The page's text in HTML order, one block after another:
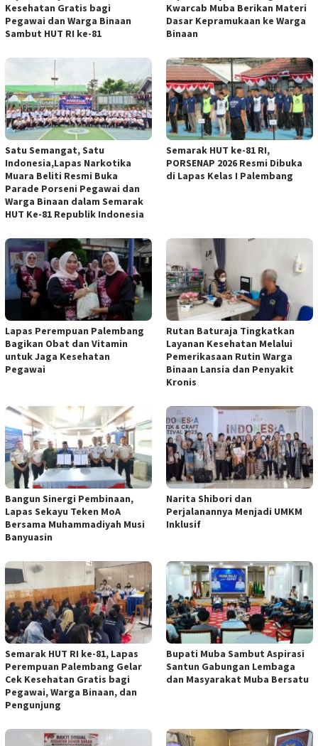
Kesehatan Gratis bagi
Pegawai dan Warga Binaan
Sambut HUT RI ke-81
Kwarcab Muba Berikan Materi
Dasar Kepramukaan ke Warga
Binaan
Satu Semangat, Satu
Indonesia,Lapas Narkotika
Muara Beliti Resmi Buka
Parade Porseni Pegawai dan
Warga Binaan dalam Semarak
HUT Ke-81 Republik Indonesia
Semarak HUT ke-81 RI,
PORSENAP 2026 Resmi Dibuka
di Lapas Kelas I Palembang
Lapas Perempuan Palembang
Bagikan Obat dan Vitamin
untuk Jaga Kesehatan
Pegawai
Rutan Baturaja Tingkatkan
Layanan Kesehatan Melalui
Pemerikasaan Rutin Warga
Binaan Lansia dan Penyakit
Kronis
Bangun Sinergi Pembinaan,
Lapas Sekayu Teken MoA
Bersama Muhammadiyah Musi
Banyuasin
Narita Shibori dan
Perjalanannya Menjadi UMKM
Inklusif
Semarak HUT RI ke-81, Lapas
Perempuan Palembang Gelar
Cek Kesehatan Gratis bagi
Pegawai, Warga Binaan, dan
Pengunjung
Bupati Muba Sambut Aspirasi
Santun Gabungan Lembaga
dan Masyarakat Muba Bersatu